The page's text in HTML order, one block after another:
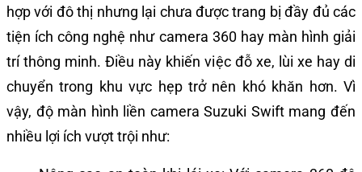
hợp với đô thị nhưng lại chưa được trang bị đầy đủ các
tiện ích công nghệ như camera 360 hay màn hình giải
trí thông minh. Điều này khiến việc đỗ xe, lùi xe hay di
chuyển trong khu vực hẹp trở nên khó khăn hơn. Vì
vậy, độ màn hình liền camera Suzuki Swift mang đến
nhiều lợi ích vượt trội như: